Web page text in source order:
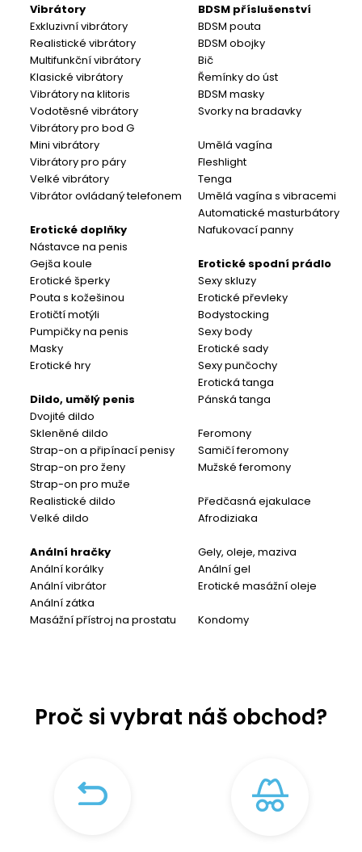
Vibrátory
Exkluzivní vibrátory
Realistické vibrátory
Multifunkční vibrátory
Klasické vibrátory
Vibrátory na klitoris
Vodotěsné vibrátory
Vibrátory pro bod G
Mini vibrátory
Vibrátory pro páry
Velké vibrátory
Vibrátor ovládaný telefonem
Erotické doplňky
Nástavce na penis
Gejša koule
Erotické šperky
Pouta s kožešinou
Erotičtí motýli
Pumpičky na penis
Masky
Erotické hry
Dildo, umělý penis
Dvojité dildo
Skleněné dildo
Strap-on a připínací penisy
Strap-on pro ženy
Strap-on pro muže
Realistické dildo
Velké dildo
Anální hračky
Anální korálky
Anální vibrátor
Anální zátka
Masážní přístroj na prostatu
BDSM příslušenství
BDSM pouta
BDSM obojky
Bič
Řemínky do úst
BDSM masky
Svorky na bradavky
Umělá vagína
Fleshlight
Tenga
Umělá vagína s vibracemi
Automatické masturbátory
Nafukovací panny
Erotické spodní prádlo
Sexy skluzy
Erotické převleky
Bodystocking
Sexy body
Erotické sady
Sexy punčochy
Erotická tanga
Pánská tanga
Feromony
Samičí feromony
Mužské feromony
Předčasná ejakulace
Afrodiziaka
Gely, oleje, maziva
Anální gel
Erotické masážní oleje
Kondomy
Proč si vybrat náš obchod?